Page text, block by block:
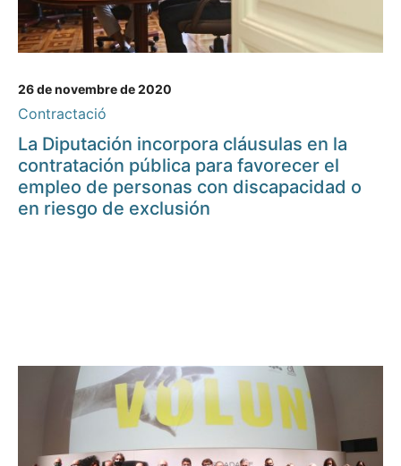
26 de novembre de 2020
Contractació
La Diputación incorpora cláusulas en la
contratación pública para favorecer el
empleo de personas con discapacidad o
en riesgo de exclusión